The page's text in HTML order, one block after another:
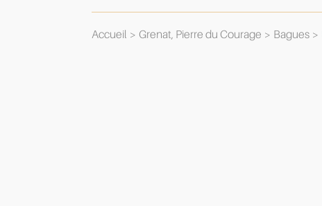
Accueil Grenat, Pierre du Courage Bagues